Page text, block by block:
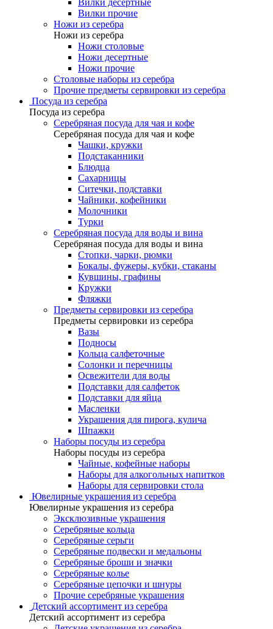
Вилки десертные
Вилки прочие
Ножи из серебра
Ножи из серебра
Ножи столовые
Ножи десертные
Ножи прочие
Столовые наборы из серебра
Прочие предметы сервировки из серебра
Посуда из серебра
Посуда из серебра
Серебряная посуда для чая и кофе
Серебряная посуда для чая и кофе
Чашки, кружки
Подстаканники
Блюдца
Сахарницы
Ситечки, подставки
Чайники, кофейники
Молочники
Турки
Серебряная посуда для воды и вина
Серебряная посуда для воды и вина
Стопки, чарки, рюмки
Бокалы, фужеры, кубки, стаканы
Кувшины, графины
Кружки
Фляжки
Предметы сервировки из серебра
Предметы сервировки из серебра
Вазы
Подносы
Кольца салфеточные
Солонки и перечницы
Освежители для воды
Подставки для салфеток
Подставки для яйца
Масленки
Украшения для пирога, кулича
Шпажки
Наборы посуды из серебра
Наборы посуды из серебра
Чайные, кофейные наборы
Наборы для алкогольных напитков
Наборы для сервировки стола
Ювелирные украшения из серебра
Ювелирные украшения из серебра
Эксклюзивные украшения
Серебряные кольца
Серебряные серьги
Серебряные подвески и медальоны
Серебряные броши и значки
Серебряные колье
Серебряные цепочки и шнуры
Прочие серебряные украшения
Детский ассортимент из серебра
Детский ассортимент из серебра